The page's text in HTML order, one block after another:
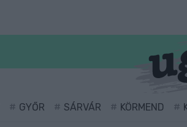
GYŐR SÁRVÁR KÖRMEND